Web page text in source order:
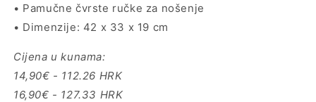
• Pamučne čvrste ručke za nošenje
• Dimenzije: 42 x 33 x 19 cm
Cijena u kunama:
14,90€ - 112.26 HRK
16,90€ - 127.33 HRK